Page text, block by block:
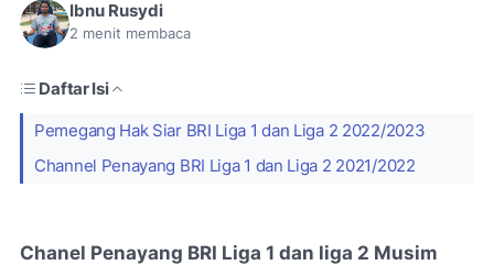
Ibnu Rusydi
2 menit membaca
Daftar Isi
Pemegang Hak Siar BRI Liga 1 dan Liga 2 2022/2023
Channel Penayang BRI Liga 1 dan Liga 2 2021/2022
Chanel Penayang BRI Liga 1 dan liga 2 Musim